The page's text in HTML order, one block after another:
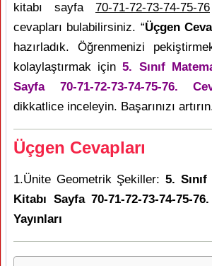
kitabı sayfa 70-71-72-73-74-75-76
cevapları bulabilirsiniz. “Üçgen
hazırladık. Öğrenmenizi
kolaylaştırmak için5. Sınıf
Sayfa 70-71-72-73-74-75-76.
dikkatlice inceleyin. Başarınızı
Üçgen Cevapları
1.Ünite Geometrik Şekiller: 5.
Kitabı Sayfa 70-71-72-73-74-75-
Yayınları